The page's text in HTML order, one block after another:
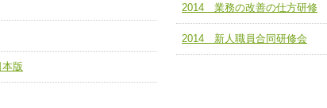
互理解と連携を深める
人材養成のためのマネジメント
ーム】
版
2014 業務の改善の仕方研修
2014 新人職員合同研修会